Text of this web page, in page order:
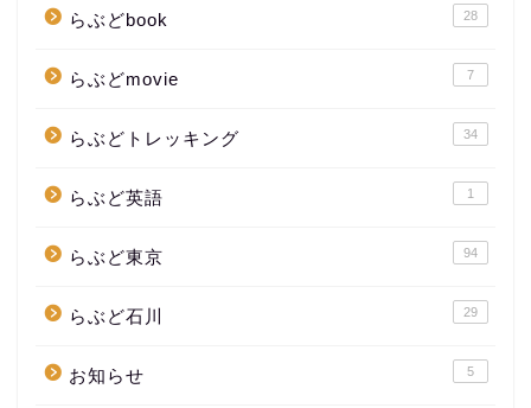
らぶどbook 28
らぶどmovie 7
らぶどトレッキング 34
らぶど英語 1
らぶど東京 94
らぶど石川 29
お知らせ 5